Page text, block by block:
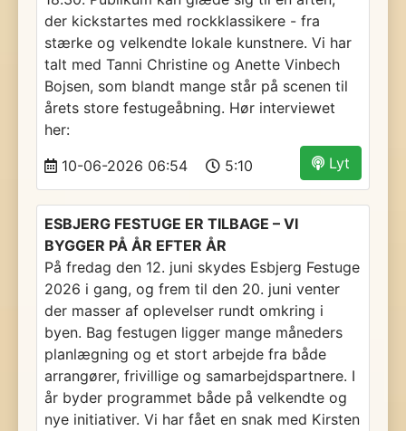
der kickstartes med rockklassikere - fra
stærke og velkendte lokale kunstnere. Vi har
talt med Tanni Christine og Anette Vinbech
Bojsen, som blandt mange står på scenen til
årets store festugeåbning. Hør interviewet
her:
Lyt
10-06-2026 06:54 5:10
ESBJERG FESTUGE ER TILBAGE – VI
BYGGER PÅ ÅR EFTER ÅR
På fredag den 12. juni skydes Esbjerg Festuge
2026 i gang, og frem til den 20. juni venter
der masser af oplevelser rundt omkring i
byen. Bag festugen ligger mange måneders
planlægning og et stort arbejde fra både
arrangører, frivillige og samarbejdspartnere. I
år byder programmet både på velkendte og
nye initiativer. Vi har fået en snak med Kirsten